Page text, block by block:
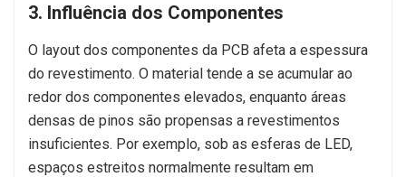
3. Influência dos Componentes
O layout dos componentes da PCB afeta a espessura
do revestimento. O material tende a se acumular ao
redor dos componentes elevados, enquanto áreas
densas de pinos são propensas a revestimentos
insuficientes. Por exemplo, sob as esferas de LED,
espaços estreitos normalmente resultam em